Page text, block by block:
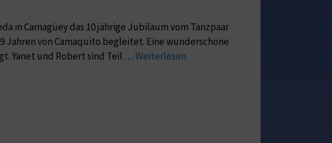
in Camagüey das 10 jährige Jubiläum vom Tanzpaar
Jahren von Camaquito begleitet. Eine wunderschöne
Yanet und Robert sind Teil …Weiterlesen